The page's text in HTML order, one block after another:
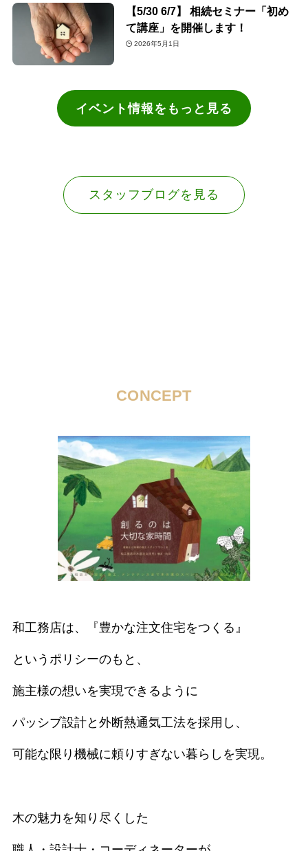
【5/30 6/7】 相続セミナー「初め
て講座」を開催します！
2026年5月1日
イベント情報をもっと見る
スタッフブログを見る
CONCEPT
和工務店は、『豊かな注文住宅をつくる』
というポリシーのもと、
施主様の想いを実現できるように
パッシブ設計と外断熱通気工法を採用し、
可能な限り機械に頼りすぎない暮らしを実現。
木の魅力を知り尽くした